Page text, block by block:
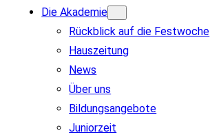
Die Akademie
Rückblick auf die Festwoche
Hauszeitung
News
Über uns
Bildungsangebote
Juniorzeit